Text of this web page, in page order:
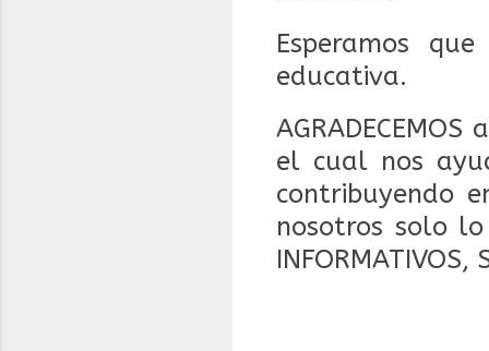
Esperamos
educativa.
AGRADECEMOS
el cual nos
contribuyendo
nosotros solo lo
INFORMATIVOS,